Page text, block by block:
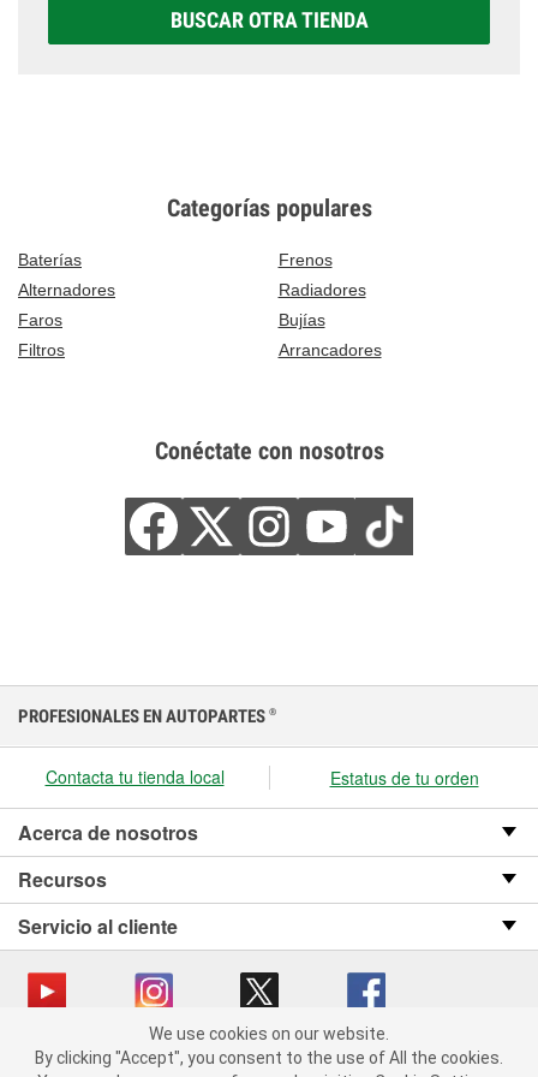
BUSCAR OTRA TIENDA
Categorías populares
Baterías
Frenos
Alternadores
Radiadores
Faros
Bujías
Filtros
Arrancadores
Conéctate con nosotros
We use cookies on our website. By clicking "Accept", you consent
to the use of All the cookies.
PROFESIONALES EN AUTOPARTES ®
Contacta tu tienda local Estatus de tu orden
Acerca de nosotros
Recursos
Servicio al cliente
Copyright © 2008-2026 O’Reilly Auto Parts v OST_3.2.0.0.729 (3) cv1361
We use cookies on our website.
By clicking "Accept", you consent to the use of All the cookies.